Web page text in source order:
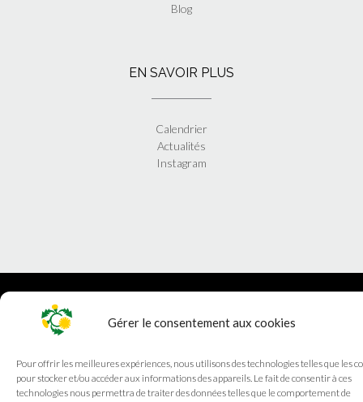
Gérer le consentement aux cookies
Pour offrir les meilleures expériences, nous utilisons des technologies telles que les
pour stocker et/ou accéder aux informations des appareils. Le fait de consentir à ces
technologies nous permettra de traiter des données telles que le comportement de
Blog
EN SAVOIR PLUS
Calendrier
Actualités
Instagram